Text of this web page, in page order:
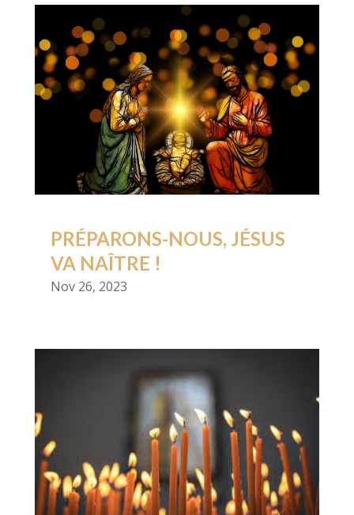
PRÉPARONS-NOUS, JÉSUS
VA NAÎTRE !
Nov 26, 2023